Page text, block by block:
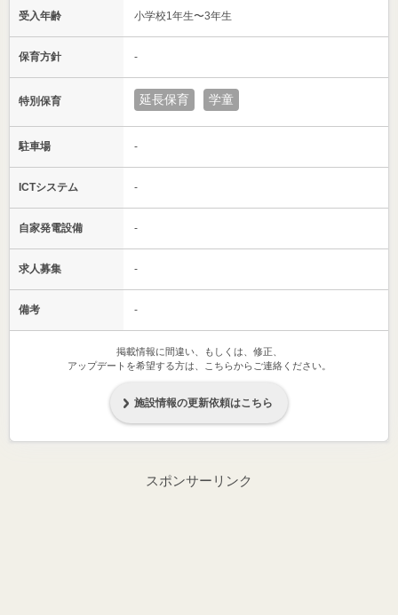
受入年齢 小学校1年生〜3年生
保育方針 -
特別保育 延長保育 学童
駐車場 -
ICTシステム -
自家発電設備 -
求人募集 -
備考 -
掲載情報に間違い、もしくは、修正、
アップデートを希望する方は、こちらからご連絡ください。
施設情報の更新依頼はこちら
スポンサーリンク